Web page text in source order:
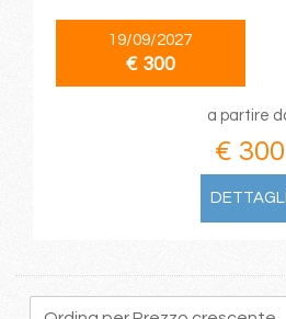
19/09/2027
€ 300
a partire
€ 300
DETTAGLI